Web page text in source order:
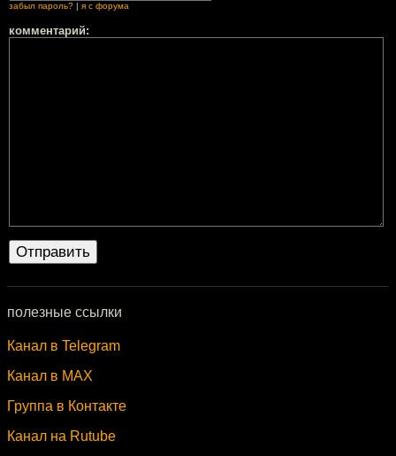
забыл пароль? я с форума
комментарий:
полезные ссылки
Канал в Telegram
Канал в MAX
Группа в Контакте
Канал на Rutube